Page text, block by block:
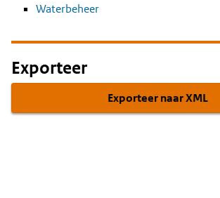
Waterbeheer
Exporteer
Exporteer naar XML